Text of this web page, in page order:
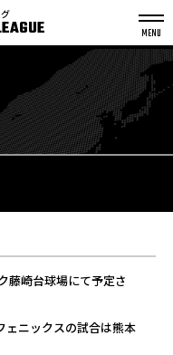
藤崎台球場にて予定さ
ェニックスの試合は熊本